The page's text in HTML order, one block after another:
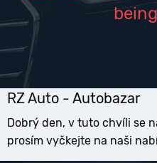
RZ Auto - Autobazar
Dobrý den, v tuto chvíli se
prosím vyčkejte na naši